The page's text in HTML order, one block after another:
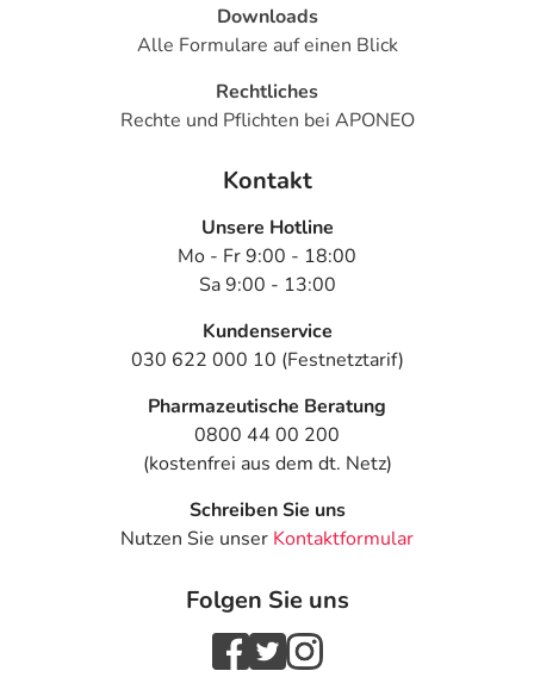
Downloads
Alle Formulare auf einen Blick
Rechtliches
Rechte und Pflichten bei APONEO
Kontakt
Unsere Hotline
Mo - Fr 9:00 - 18:00
Sa 9:00 - 13:00
Kundenservice
030 622 000 10 (Festnetztarif)
Pharmazeutische Beratung
0800 44 00 200
(kostenfrei aus dem dt. Netz)
Schreiben Sie uns
Nutzen Sie unser Kontaktformular
Folgen Sie uns